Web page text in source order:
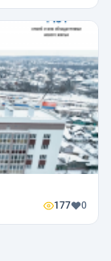
177 0